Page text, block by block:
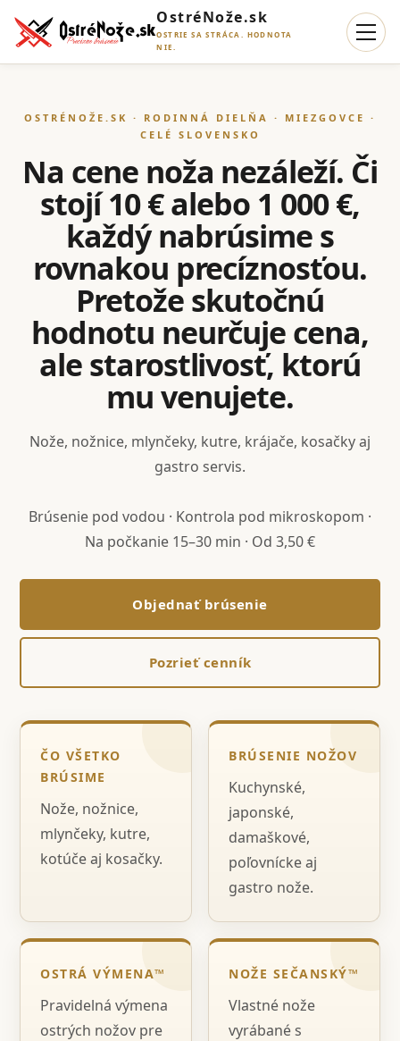
OstréNože.sk
OSTRIE SA STRÁCA. HODNOTA
NIE.
OSTRÉNOŽE.SK · RODINNÁ DIELŇA · MIEZGOVCE ·
CELÉ SLOVENSKO
Na cene noža nezáleží. Či
stojí 10 € alebo 1 000 €,
každý nabrúsime s
rovnakou precíznosťou.
Pretože skutočnú
hodnotu neurčuje cena,
ale starostlivosť, ktorú
mu venujete.
Nože, nožnice, mlynčeky, kutre, krájače, kosačky aj
gastro servis.
Brúsenie pod vodou · Kontrola pod mikroskopom ·
Na počkanie 15–30 min · Od 3,50 €
Objednať brúsenie
Pozrieť cenník
ČO VŠETKO
BRÚSIME
Nože, nožnice,
mlynčeky, kutre,
kotúče aj kosačky.
BRÚSENIE NOŽOV
Kuchynské,
japonské,
damaškové,
poľovnícke aj
gastro nože.
OSTRÁ VÝMENA™
Pravidelná výmena
ostrých nožov pre
NOŽE SEČANSKÝ™
Vlastné nože
vyrábané s